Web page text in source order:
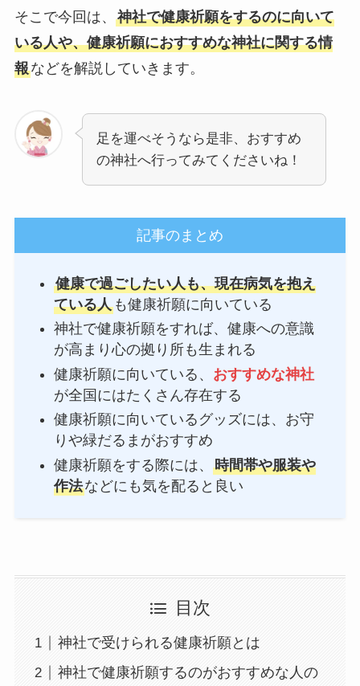
そこで今回は、 神社で健康祈願をするのに向いて
いる人や、健康祈願におすすめな神社に関する情
報などを解説していきます。
足を運べそうなら是非、おすすめ
の神社へ行ってみてくださいね！
記事のまとめ
健康で過ごしたい人も、現在病気を抱え
ている人 も健康祈願に向いている
神社で健康祈願をすれば、健康への意識
が高まり心の拠り所も生まれる
健康祈願に向いている、 おすすめな神社
が全国にはたくさん存在する
健康祈願に向いているグッズには、お守
りや緑だるまがおすすめ
健康祈願をする際には、時間帯や服装や
作法などにも気を配ると良い
目次
神社で受けられる健康祈願とは
神社で健康祈願するのがおすすめな人の